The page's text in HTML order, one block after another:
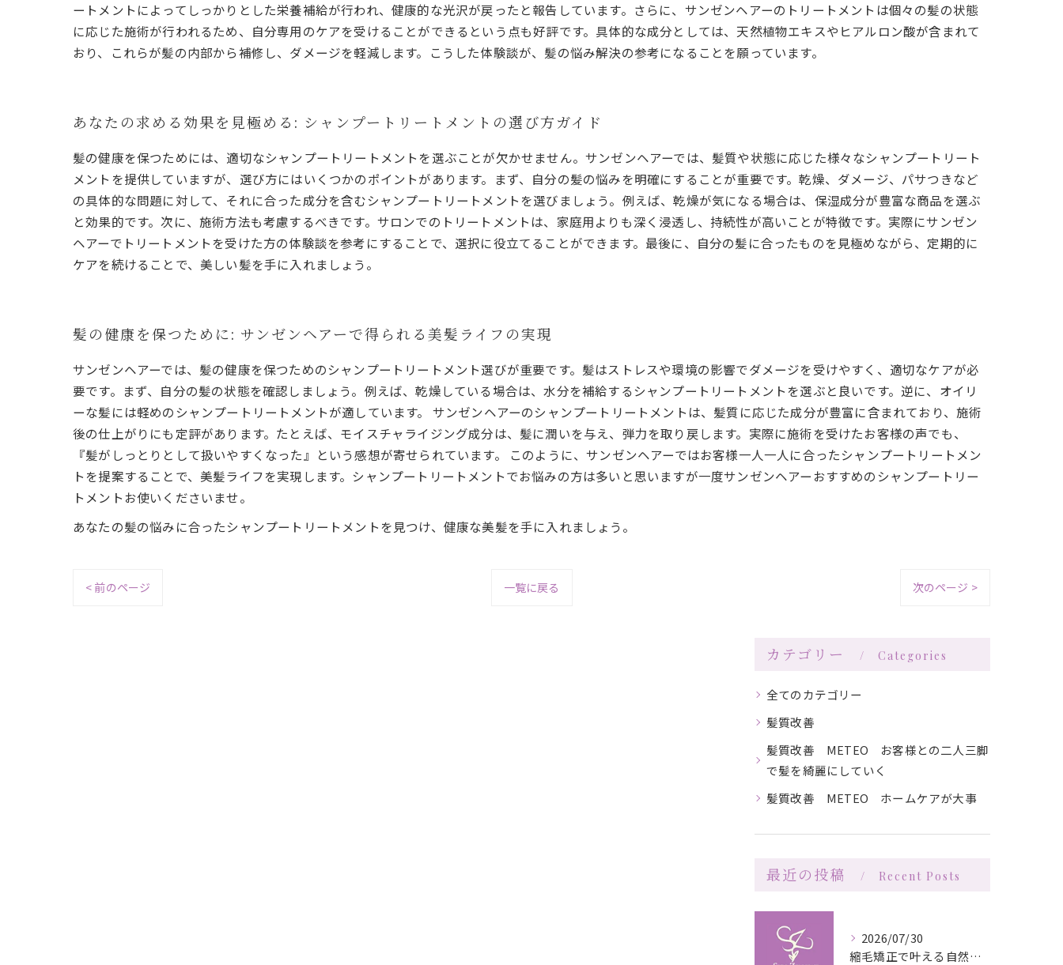
ートメントによってしっかりとした栄養補給が行われ、健康的な光沢が戻ったと報告しています。さらに、サンゼンヘアーのトリートメントは個々の髪の状態
に応じた施術が行われるため、自分専用のケアを受けることができるという点も好評です。具体的な成分としては、天然植物エキスやヒアルロン酸が含まれて
おり、これらが髪の内部から補修し、ダメージを軽減します。こうした体験談が、髪の悩み解決の参考になることを願っています。
あなたの求める効果を見極める: シャンプートリートメントの選び方ガイド
髪の健康を保つためには、適切なシャンプートリートメントを選ぶことが欠かせません。サンゼンヘアーでは、髪質や状態に応じた様々なシャンプートリート
メントを提供していますが、選び方にはいくつかのポイントがあります。まず、自分の髪の悩みを明確にすることが重要です。乾燥、ダメージ、パサつきなど
の具体的な問題に対して、それに合った成分を含むシャンプートリートメントを選びましょう。例えば、乾燥が気になる場合は、保湿成分が豊富な商品を選ぶ
と効果的です。次に、施術方法も考慮するべきです。サロンでのトリートメントは、家庭用よりも深く浸透し、持続性が高いことが特徴です。実際にサンゼン
ヘアーでトリートメントを受けた方の体験談を参考にすることで、選択に役立てることができます。最後に、自分の髪に合ったものを見極めながら、定期的に
ケアを続けることで、美しい髪を手に入れましょう。
髪の健康を保つために: サンゼンヘアーで得られる美髪ライフの実現
サンゼンヘアーでは、髪の健康を保つためのシャンプートリートメント選びが重要です。髪はストレスや環境の影響でダメージを受けやすく、適切なケアが必
要です。まず、自分の髪の状態を確認しましょう。例えば、乾燥している場合は、水分を補給するシャンプートリートメントを選ぶと良いです。逆に、オイリ
ーな髪には軽めのシャンプートリートメントが適しています。 サンゼンヘアーのシャンプートリートメントは、髪質に応じた成分が豊富に含まれており、施術
後の仕上がりにも定評があります。たとえば、モイスチャライジング成分は、髪に潤いを与え、弾力を取り戻します。実際に施術を受けたお客様の声でも、
『髪がしっとりとして扱いやすくなった』という感想が寄せられています。 このように、サンゼンヘアーではお客様一人一人に合ったシャンプートリートメン
トを提案することで、美髪ライフを実現します。シャンプートリートメントでお悩みの方は多いと思いますが一度サンゼンヘアーおすすめのシャンプートリー
トメントお使いくださいませ。
あなたの髪の悩みに合ったシャンプートリートメントを見つけ、健康な美髪を手に入れましょう。
< 前のページ 一覧に戻る 次のページ >
カテゴリー Categories
全てのカテゴリー
髪質改善
髪質改善 METEO お客様との二人三脚
で髪を綺麗にしていく
髪質改善 METEO ホームケアが大事
最近の投稿 Recent Posts
2026/07/30
縮毛矯正で叶える自然な艶としなやかさの秘訣